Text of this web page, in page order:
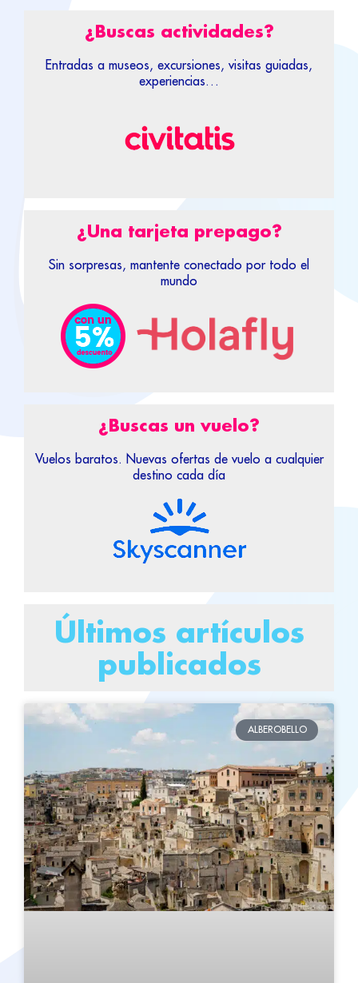
¿Buscas actividades?
Entradas a museos, excursiones, visitas guiadas,
experiencias…
¿Una tarjeta prepago?
Sin sorpresas, mantente conectado por todo el
mundo
¿Buscas un vuelo?
Vuelos baratos. Nuevas ofertas de vuelo a cualquier
destino cada día
Últimos artículos
publicados
ALBEROBELLO